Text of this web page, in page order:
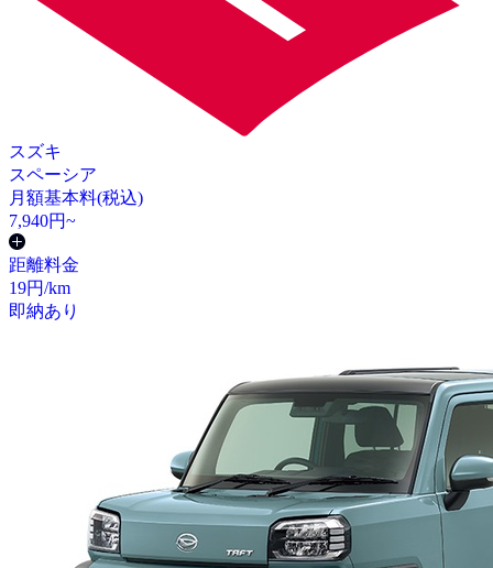
スズキ
スペーシア
月額基本料(税込)
7,940円~
距離料金
19円/km
即納あり